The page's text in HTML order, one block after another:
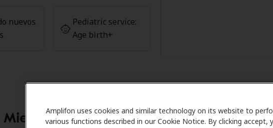
Amplifon uses cookies and similar technology on its website to
various functions described in our Cookie Notice. By clicking accept,
nuevos
Pediatric service:
Age birth+
de Amplifon en Portage